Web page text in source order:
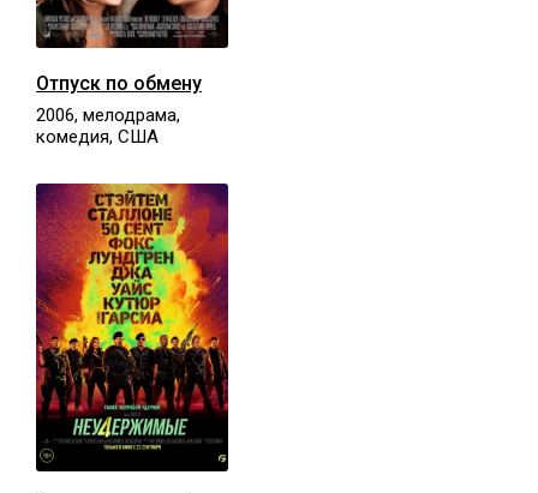
Отпуск по обмену
2006, мелодрама,
комедия, США